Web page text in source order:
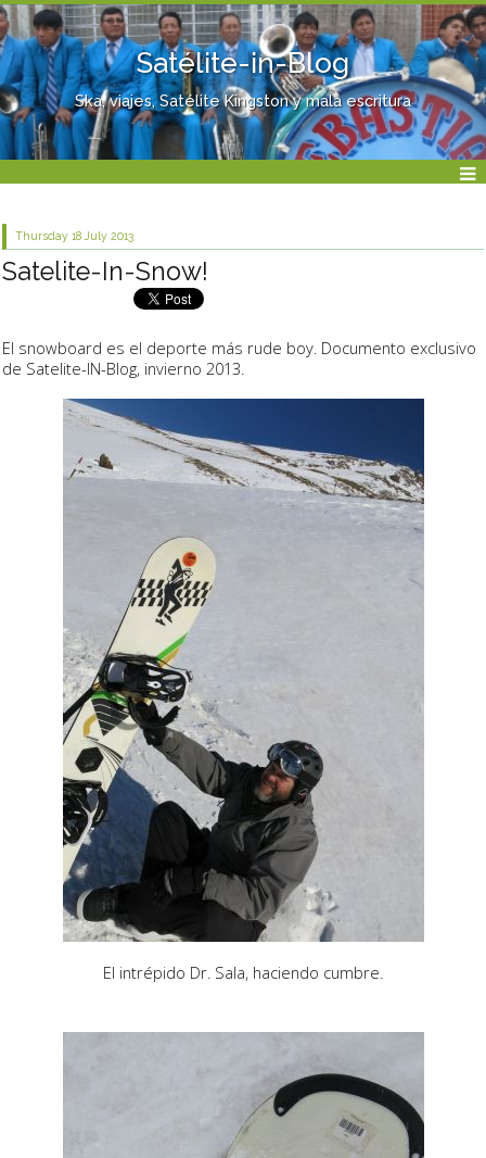
Satélite-in-Blog
Ska, viajes, Satélite Kingston y mala escritura
Thursday 18 July 2013
Satelite-In-Snow!
El snowboard es el deporte más rude boy. Documento exclusivo
de Satelite-IN-Blog, invierno 2013.
El intrépido Dr. Sala, haciendo cumbre.